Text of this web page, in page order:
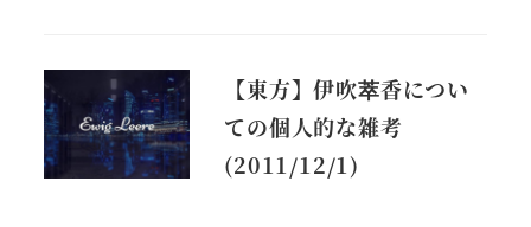
【東方】伊吹萃香につい
ての個人的な雑考
(2011/12/1)